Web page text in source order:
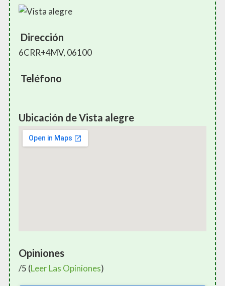
Dirección
6CRR+4MV, 06100
Teléfono
Ubicación de Vista alegre
Opiniones
/5 (Leer Las Opiniones)